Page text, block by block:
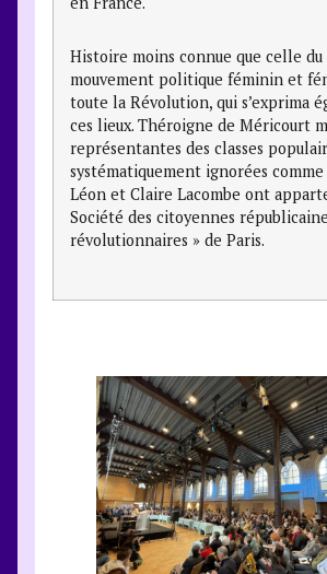
Histoire moins connue que celle du
mouvement politique féminin et
toute la Révolution, qui s’exprima
ces lieux. Théroigne de Méricourt
représentantes des classes
systématiquement ignorées
Léon et Claire Lacombe ont
Société des citoyennes
révolutionnaires » de Paris.